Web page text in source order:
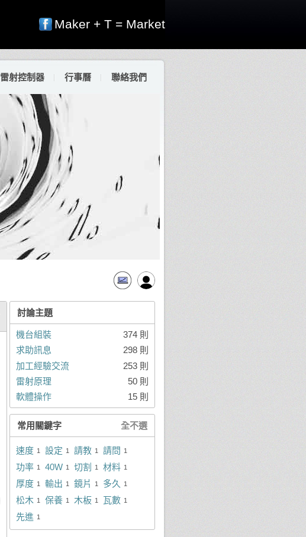
Maker + T = Market
雷射控制器 行事曆 聯絡我們
討論主題
374 則
機台組裝
298 則
求助訊息
253 則
加工經驗交流
50 則
雷射原理
15 則
軟體操作
全不選
常用關鍵字
1
速度 1
設定 1
請教 1
請問
1
功率 1
40W 1
切割 1
材料
1
厚度 1
輸出 1
鏡片 1
多久
1
松木 1
保養 1
木板 1
瓦數
1
先進